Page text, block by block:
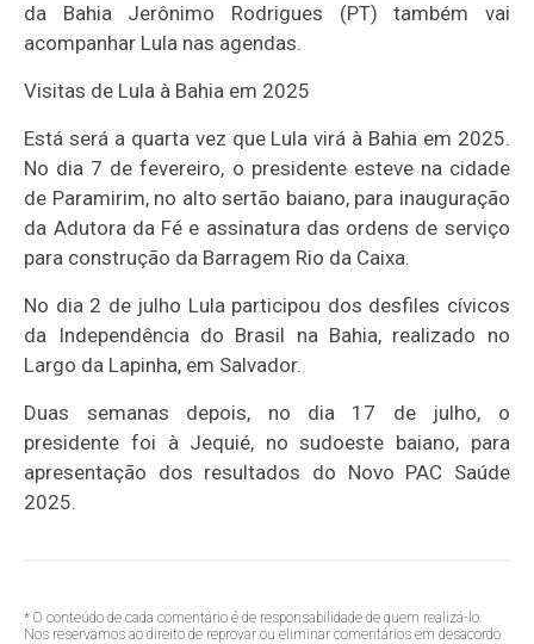
da Bahia Jerônimo Rodrigues (PT) também vai
acompanhar Lula nas agendas.
Visitas de Lula à Bahia em 2025
Está será a quarta vez que Lula virá à Bahia em 2025.
No dia 7 de fevereiro, o presidente esteve na cidade
de Paramirim, no alto sertão baiano, para inauguração
da Adutora da Fé e assinatura das ordens de serviço
para construção da Barragem Rio da Caixa.
No dia 2 de julho Lula participou dos desfiles cívicos
da Independência do Brasil na Bahia, realizado no
Largo da Lapinha, em Salvador.
Duas semanas depois, no dia 17 de julho, o
presidente foi à Jequié, no sudoeste baiano, para
apresentação dos resultados do Novo PAC Saúde
2025.
* O conteúdo de cada comentário é de responsabilidade de quem realizá-lo.
Nos reservamos ao direito de reprovar ou eliminar comentários em desacordo